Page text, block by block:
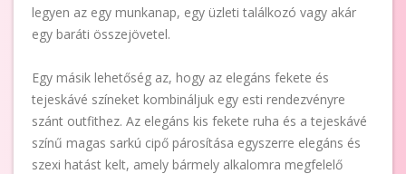
legyen az egy munkanap, egy üzleti találkozó vagy akár
egy baráti összejövetel.
Egy másik lehetőség az, hogy az elegáns fekete és
tejeskávé színeket kombináljuk egy esti rendezvényre
szánt outfithez. Az elegáns kis fekete ruha és a tejeskávé
színű magas sarkú cipő párosítása egyszerre elegáns és
szexi hatást kelt, amely bármely alkalomra megfelelő